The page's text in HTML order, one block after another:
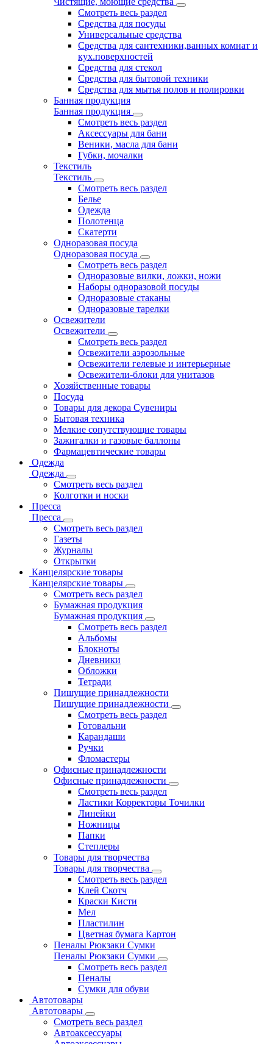
Смотреть весь раздел
Средства для посуды
Универсальные средства
Средства для сантехники,ванных комнат и
кух.поверхностей
Средства для стекол
Средства для бытовой техники
Средства для мытья полов и полировки
Банная продукция
Банная продукция
Смотреть весь раздел
Аксессуары для бани
Веники, масла для бани
Губки, мочалки
Текстиль
Текстиль
Смотреть весь раздел
Белье
Одежда
Полотенца
Скатерти
Одноразовая посуда
Одноразовая посуда
Смотреть весь раздел
Одноразовые вилки, ложки, ножи
Наборы одноразовой посуды
Одноразовые стаканы
Одноразовые тарелки
Освежители
Освежители
Смотреть весь раздел
Освежители аэрозольные
Освежители гелевые и интерьерные
Освежители-блоки для унитазов
Хозяйственные товары
Посуда
Товары для декора Сувениры
Бытовая техника
Мелкие сопутствующие товары
Зажигалки и газовые баллоны
Фармацевтические товары
Одежда
Одежда
Смотреть весь раздел
Колготки и носки
Пресса
Пресса
Смотреть весь раздел
Газеты
Журналы
Открытки
Канцелярские товары
Канцелярские товары
Смотреть весь раздел
Бумажная продукция
Бумажная продукция
Смотреть весь раздел
Альбомы
Блокноты
Дневники
Обложки
Тетради
Пишущие принадлежности
Пишущие принадлежности
Смотреть весь раздел
Готовальни
Карандаши
Ручки
Фломастеры
Офисные принадлежности
Офисные принадлежности
Смотреть весь раздел
Ластики Корректоры Точилки
Линейки
Ножницы
Папки
Степлеры
Товары для творчества
Товары для творчества
Смотреть весь раздел
Клей Скотч
Краски Кисти
Мел
Пластилин
Цветная бумага Картон
Пеналы Рюкзаки Сумки
Пеналы Рюкзаки Сумки
Смотреть весь раздел
Пеналы
Сумки для обуви
Автотовары
Автотовары
Смотреть весь раздел
Автоаксессуары